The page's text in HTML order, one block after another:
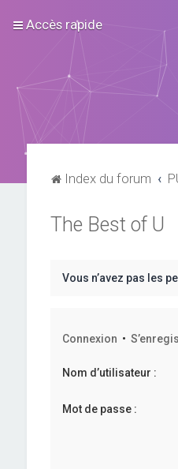
Accès rapide
Index du forum
The Best of U
Vous n’avez pas les
Connexion •
Nom d’utilisateur :
Mot de passe :